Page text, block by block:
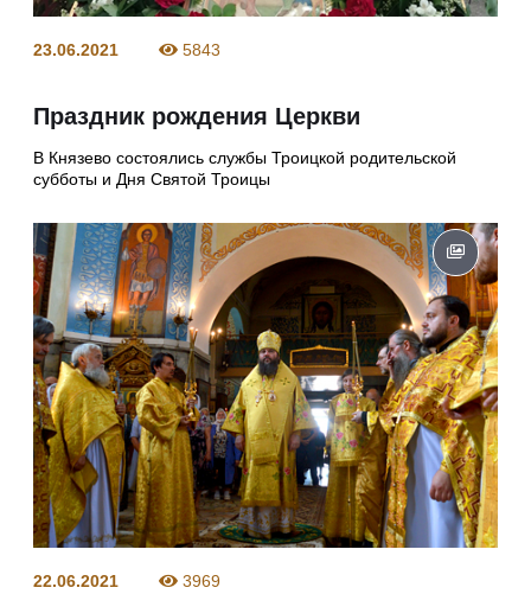
23.06.2021 5843
Праздник рождения Церкви
В Князево состоялись службы Троицкой родительской
субботы и Дня Святой Троицы
22.06.2021 3969